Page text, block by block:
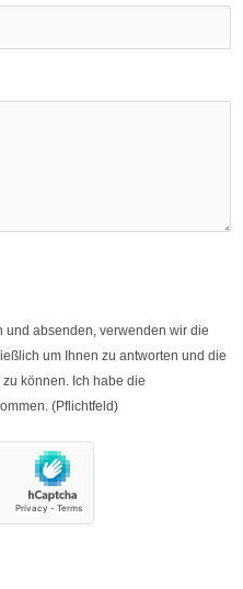
und absenden, verwenden wir die
um Ihnen zu antworten und die
können. Ich habe die
(Pflichtfeld)